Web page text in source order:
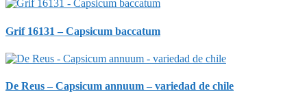
Grif 16131 – Capsicum baccatum
De Reus – Capsicum annuum – variedad de chile